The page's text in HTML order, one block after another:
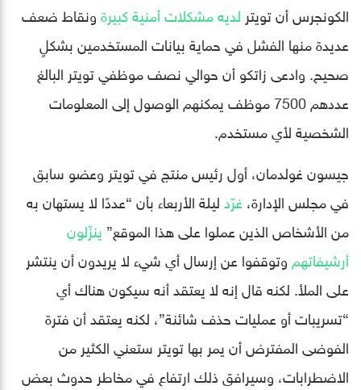
الكونجرس أن تويتر لديه مشكلات أمنية كبيرةونقاط ضعف
عديدة منها الفشل في حماية بيانات المستخدمين بشكلٍ
صحيح. وادعى زاتكو أن حوالي نصف موظفي تويتر البالغ
عددهم 7500 موظف يمكنهم الوصول إلى المعلومات
الشخصية لأي مستخدم.
جيسون غولدمان، أول رئيس منتج في تويتر وعضو سابق
في مجلس الإدارة، غرّدليلة الأربعاء بأن “عددًا لا يستهان به
من الأشخاص الذين عملوا على هذا الموقع” ينزّلون
أرشيفاتهم وتوقفوا عن إرسال أي شيء لا يريدون أن ينتشر
على الملأ. لكنه قال إنه لا يعتقد أنه سيكون هناك أي
“تسريبات أو عمليات حذف شائنة”، لكنه يعتقد أن فترة
الفوضى المفترض أن يمر بها تويتر ستعني الكثير من
الاضطرابات، وسيرافق ذلك ارتفاع في مخاطر حدوث بعض